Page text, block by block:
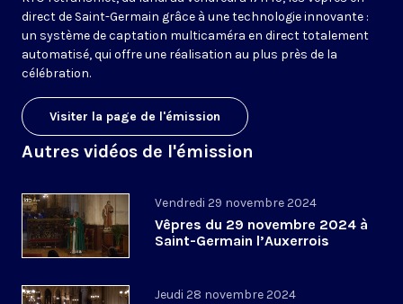
direct de Saint-Germain grâce à une technologie innovante :
un système de captation multicaméra en direct totalement
automatisé, qui offre une réalisation au plus près de la
célébration.
Visiter la page de l'émission
Autres vidéos de l'émission
Vendredi 29 novembre 2024
Vêpres du 29 novembre 2024 à
Saint-Germain l’Auxerrois
Jeudi 28 novembre 2024